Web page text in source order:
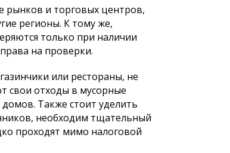
рынков и торговых центров,
регионы. К тому же,
только при наличии
на проверки.
или рестораны, не
свои отходы в мусорные
Также стоит уделить
необходим тщательный
проходят мимо налоговой